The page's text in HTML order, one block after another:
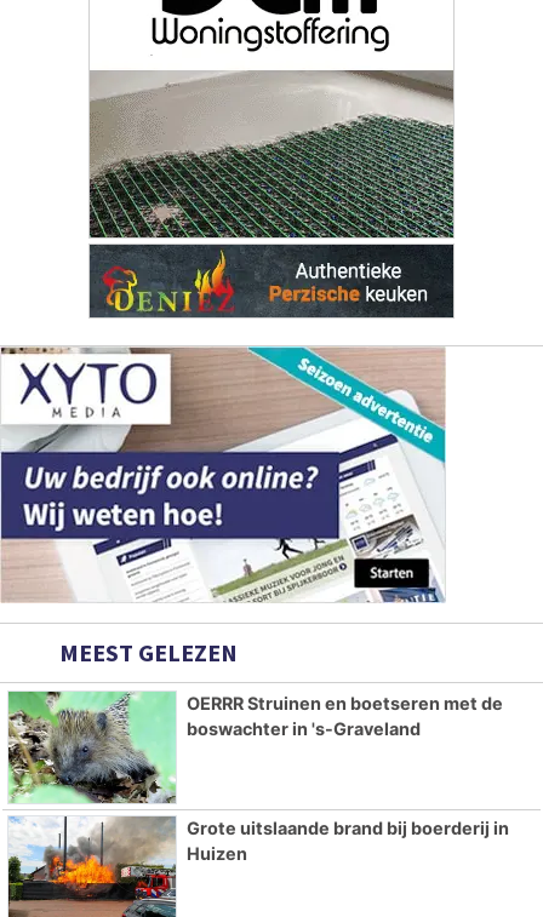
MEEST GELEZEN
OERRR Struinen en boetseren met de
boswachter in 's-Graveland
Grote uitslaande brand bij boerderij in
Huizen